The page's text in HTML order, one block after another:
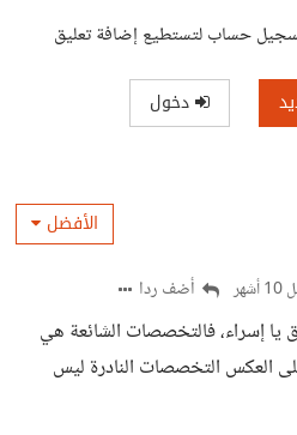
حساب لتستطيع إضافة تعليق
دخول
الأفضل
أضف ردا
يا إسراء، فالتخصصات الشائعة هي
العكس التخصصات النادرة ليس